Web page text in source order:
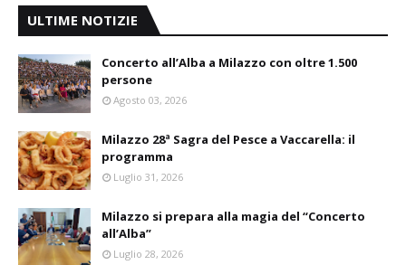
ULTIME NOTIZIE
Concerto all’Alba a Milazzo con oltre 1.500
persone
Agosto 03, 2026
Milazzo 28ª Sagra del Pesce a Vaccarella: il
programma
Luglio 31, 2026
Milazzo si prepara alla magia del “Concerto
all’Alba”
Luglio 28, 2026